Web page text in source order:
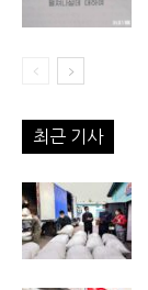
최근 기사